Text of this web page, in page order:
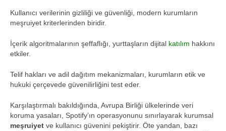
Kullanıcı verilerinin gizliliği ve güvenliği, modern kurumların
meşruiyet kriterlerinden biridir.
İçerik algoritmalarının şeffaflığı, yurttaşların dijital katılım hakkını
etkiler.
Telif hakları ve adil dağıtım mekanizmaları, kurumların etik ve
hukuki çerçevede güvenilirliğini test eder.
Karşılaştırmalı bakıldığında, Avrupa Birliği ülkelerinde veri
koruma yasaları, Spotify’ın operasyonunu sınırlayarak kurumsal
meşruiyet ve kullanıcı güvenini pekiştirir. Öte yandan, bazı